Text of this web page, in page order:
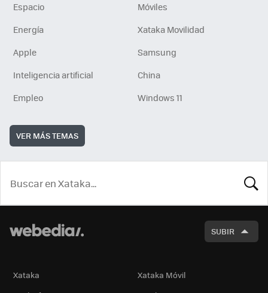
Espacio
Móviles
Energía
Xataka Movilidad
Apple
Samsung
Inteligencia artificial
China
Empleo
Windows 11
VER MÁS TEMAS
SUBIR
Xataka
Xataka Móvil